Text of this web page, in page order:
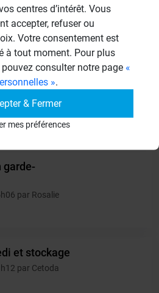
receveur de
par clbouch
garde-
par Rosalie
et stockage
par Cetoda
centres d’intérêt. Vous
accepter, refuser ou
Votre consentement est
à tout moment. Pour plus
consulter notre page «
».
& Fermer
mes préférences